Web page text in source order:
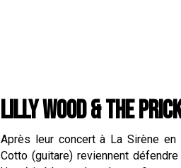
LILLY WOOD & THE
Après leur concert à La Sirène en
Cotto (guitare) reviennent